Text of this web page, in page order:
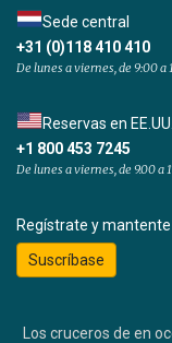
Sede central
+31 (0)118 410 410
De lunes a viernes, de 9:00 a
Reservas en
+1 800 453 7245
De lunes a viernes, de 9.00 a
Regístrate y
Suscríbase
Los cruceros de en